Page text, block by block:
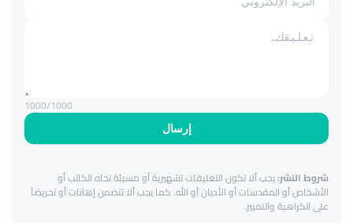
إرسال
1000/1000
شروط النشر:يجب ألا تكون التعليقات تشهيرية أو مسيئة تجاه الكاتب أو
الأشخاص أو المقدسات أو الأديان أو الله. كما يجب ألا تتضمن إهانات أو تحريضاً
على الكراهية والتمييز.